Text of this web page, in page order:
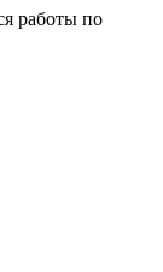
работы по